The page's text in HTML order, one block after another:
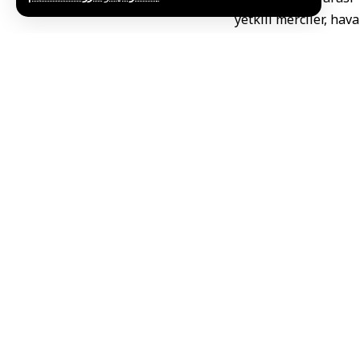
yetkili merciler,